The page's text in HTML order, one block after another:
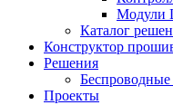
Модули
Каталог
Конструктор
Решения
Проекты